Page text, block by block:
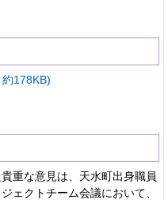
178KB)
重な意見は、天水町出身職員
ェクトチーム会議において、